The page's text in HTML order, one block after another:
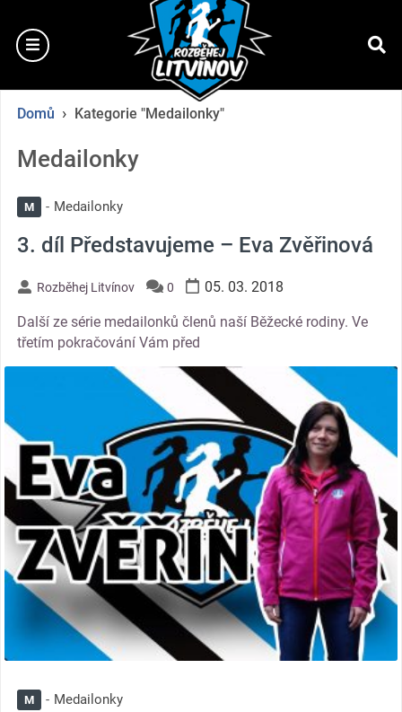
začátek
burger
Domů › Kategorie "Medailonky"
Medailonky
M Medailonky
3. díl Představujeme – Eva Zvěřinová
Rozběhej Litvínov 0 05. 03. 2018
Další ze série medailonků členů naší Běžecké rodiny. Ve
třetím pokračování Vám před
M Medailonky